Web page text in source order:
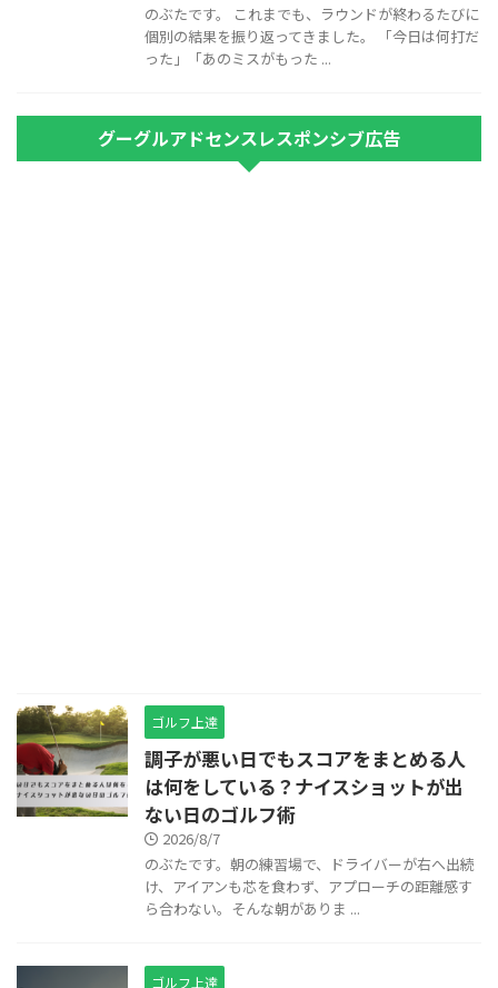
のぶたです。 これまでも、ラウンドが終わるたびに
個別の結果を振り返ってきました。 「今日は何打だ
った」「あのミスがもった ...
グーグルアドセンスレスポンシブ広告
ゴルフ上達
調子が悪い日でもスコアをまとめる人
は何をしている？ナイスショットが出
ない日のゴルフ術
2026/8/7
のぶたです。朝の練習場で、ドライバーが右へ出続
け、アイアンも芯を食わず、アプローチの距離感す
ら合わない。そんな朝がありま ...
ゴルフ上達